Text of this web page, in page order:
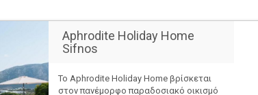
Aphrodite Holiday Home
Sifnos
Το Aphrodite Holiday Home βρίσκεται
στον πανέμορφο παραδοσιακό οικισμό